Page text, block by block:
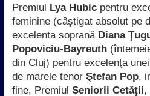
Premiul Lya Hubicpentru
feminine (câştigat absolut pe
excelenta soprană Diana
Popoviciu-Bayreuth
din Cluj) pentru excelenţa
de marele tenor Ştefan Pop,
fine, Premiul Seniorii Cetăţii,